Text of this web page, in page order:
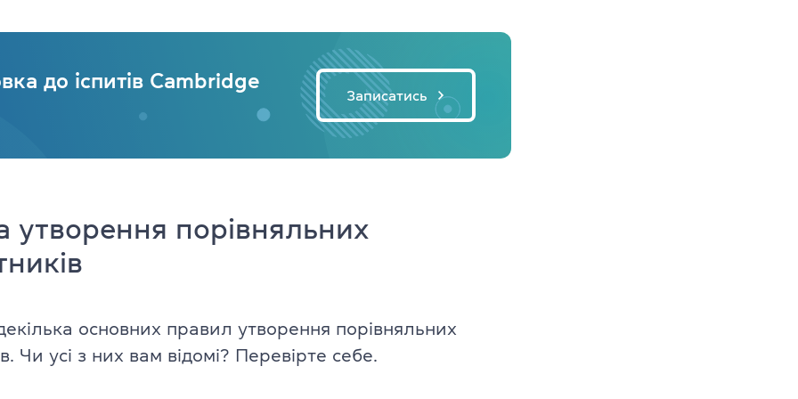
до іспитів Cambridge
Записатись
утворення порівняльних
основних правил утворення порівняльних
Чи усі з них вам відомі? Перевірте себе.